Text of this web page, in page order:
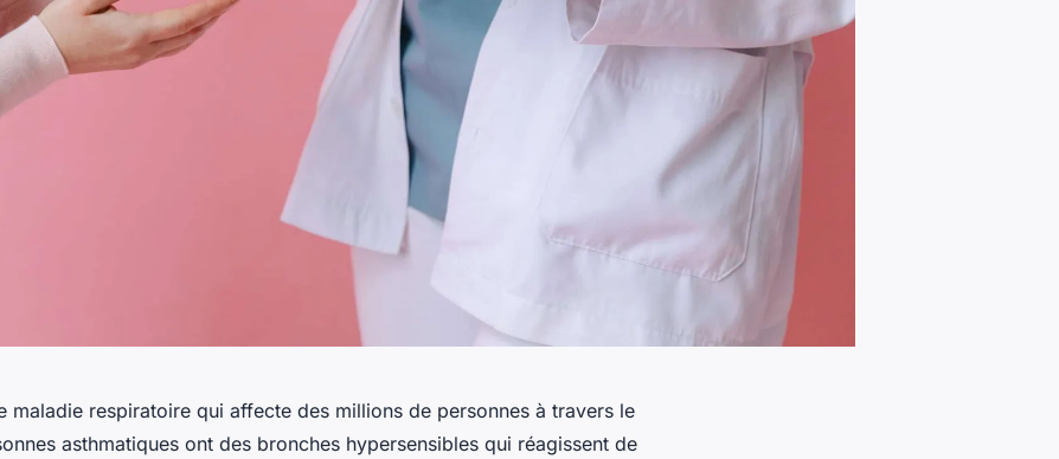
maladie respiratoire qui affecte des millions de personnes à travers le
asthmatiques ont des bronches hypersensibles qui réagissent de